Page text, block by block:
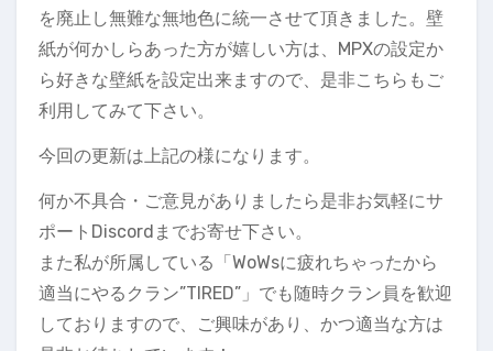
を廃止し無難な無地色に統一させて頂きました。壁
紙が何かしらあった方が嬉しい方は、MPXの設定か
ら好きな壁紙を設定出来ますので、是非こちらもご
利用してみて下さい。
今回の更新は上記の様になります。
何か不具合・ご意見がありましたら是非お気軽にサ
ポートDiscordまでお寄せ下さい。
また私が所属している「WoWsに疲れちゃったから
適当にやるクラン”TIRED”」でも随時クラン員を歓迎
しておりますので、ご興味があり、かつ適当な方は